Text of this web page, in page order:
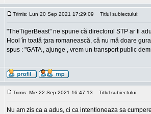
Trimis: Lun 20 Sep 2021 17:29:09 Titlul subiectului:
"TheTigerBeast" ne spune că directorul STP ar fi
Hool în toată țara romanească, că nu mă doare
spus : "GATA , ajunge , vrem un transport public
Trimis: Mie 22 Sep 2021 16:47:13 Titlul subiectului:
Nu am zis ca a adus, ci ca intentioneaza sa